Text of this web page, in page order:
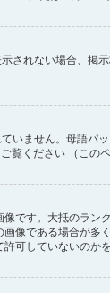
されない場合、
いません。母語
ください （この
です。大抵のラ
像である場合が
可していないのか